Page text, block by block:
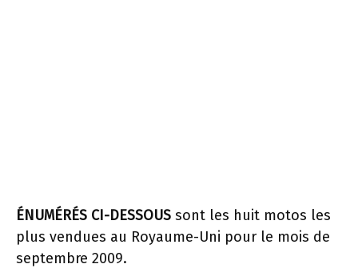
ÉNUMÉRÉS CI-DESSOUS sont les huit motos les
plus vendues au Royaume-Uni pour le mois de
septembre 2009.